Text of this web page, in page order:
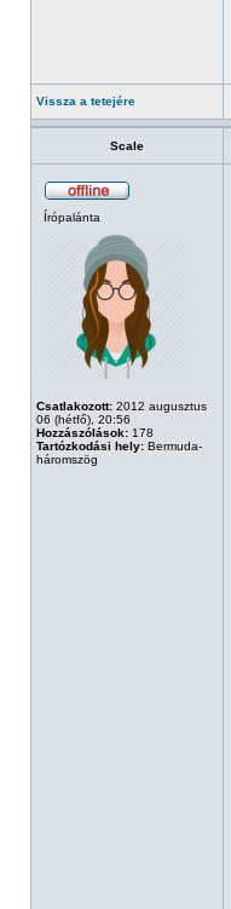
Vissza a tetejére
Scale
Írópalánta
Csatlakozott: 2012 augusztus
06 (hétfő), 20:56
Hozzászólások: 178
Tartózkodási hely: Bermuda-
háromszög